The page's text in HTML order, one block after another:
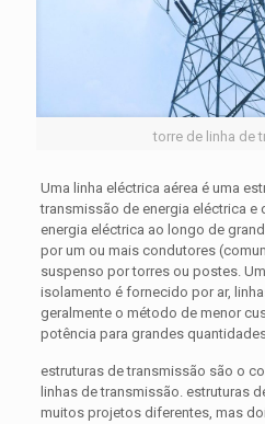
torre de linha de
Uma linha eléctrica aérea é uma
transmissão de energia eléctrica
energia eléctrica ao longo de
por um ou mais condutores
suspenso por torres ou postes.
isolamento é fornecido por ar,
geralmente o método de menor
potência para grandes
estruturas de transmissão são o
linhas de transmissão. estruturas
muitos projetos diferentes, mas